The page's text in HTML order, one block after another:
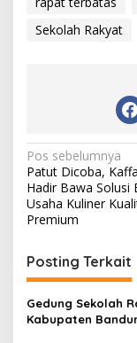
Sekolah Rakyat
N
a
v
g
a
s
Pos sebelumnya
Patut Dicoba,
Hadir Bawa Solusi
Usaha Kuliner
Premium
Posting Terkait
Gedung Sekolah
Kabupaten